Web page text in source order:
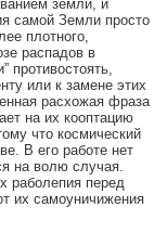
земли, и
самой Земли просто
плотного,
распадов в
противостоять,
или к замене этих
расхожая фраза
на их кооптацию
что космический
В его работе нет
на волю случая.
раболепия перед
их самоуничижения